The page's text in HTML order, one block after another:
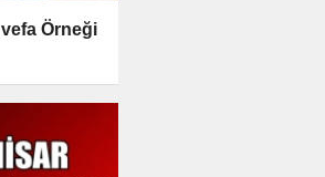
Örneği